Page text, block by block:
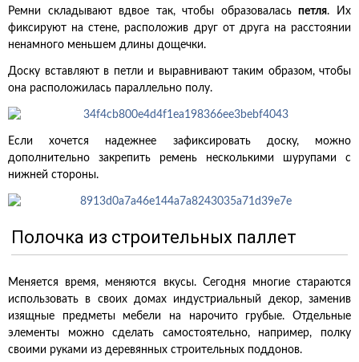
Ремни складывают вдвое так, чтобы образоваласьпетля. Их
фиксируют на стене, расположив друг от друга на расстоянии
ненамного меньшем длины дощечки.
Доску вставляют в петли и выравнивают таким образом, чтобы
она расположилась параллельно полу.
Если хочется надежнее зафиксировать доску, можно
дополнительно закрепить ремень несколькими шурупами с
нижней стороны.
Полочка из строительных паллет
Меняется время, меняются вкусы. Сегодня многие стараются
использовать в своих домах индустриальный декор, заменив
изящные предметы мебели на нарочито грубые. Отдельные
элементы можно сделать самостоятельно, например, полку
своими руками из деревянных строительных поддонов.